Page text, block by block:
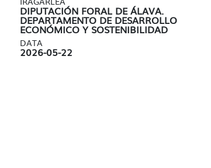
DIPUTACIÓN FORAL DE ÁLAVA.
DEPARTAMENTO DE DESARROLLO
ECONÓMICO Y SOSTENIBILIDAD
DATA
2026-05-22